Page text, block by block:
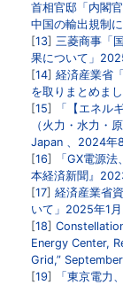
首相官邸「内閣
中国の輸出規制
13 三菱商事「
果について」
14 経済産業省
を取りまとめま
15
「【エネル
（火力・水力・
Japan 、2024年8
16
「GX電源
本経済新聞』
17 経済産業省
いて」2025年1
18
Energy Center,
Grid,”
19
「東京電